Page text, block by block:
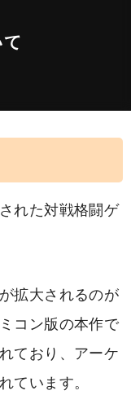
れた対戦格闘ゲ
拡大されるのが
コン版の本作で
ており、アーケ
ています。